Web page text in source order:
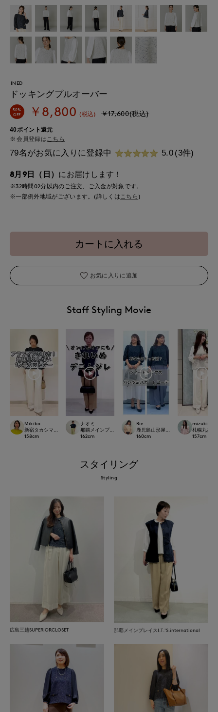
INED
ドッキングプルオーバー
50%
OFF ￥8,800 (税込) ￥17,600(税込)
40ポイント還元
会員登録は こちら
79名がお気に入りに登録中 5.0 (3件)
8月9日（日） にお届けします！
※32時間02分以内のご注文、ご入金が対象です。
※一部例外地域がございます。(詳しくはこちら )
カートに入れる
お気に入りに追加
Staff Styling Movie
Mikiko
新宿タカシマヤSUPERIOR CLOSET
158cm
ナオミ
那覇メインプレイスI.T.'S.international
162cm
Rie
鹿児島山形屋INED
160cm
mizuki
札幌丸井今
157cm
スタイリング
Styling
広島三越SUPERIORCLOSET 那覇メインプレイスI.T.'S.international